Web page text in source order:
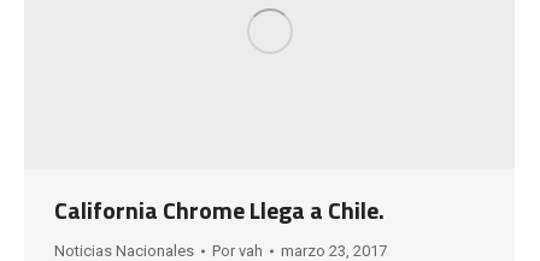
California Chrome Llega a Chile.
Noticias Nacionales Por vah marzo 23, 2017